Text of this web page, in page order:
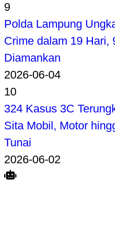
9
Polda Lampung
Crime dalam 19 Hari,
Diamankan
2026-06-04
10
324 Kasus 3C
Sita Mobil, Motor
Tunai
2026-06-02